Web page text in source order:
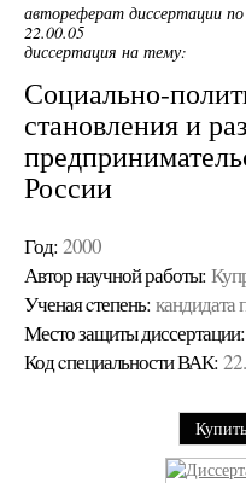
автореферат диссертации
22.00.05
диссертация на тему:
Социально-
становления и
России
Год: 2000
Автор научной работы:
Ученая cтепень: кандидата
Место защиты диссертации:
Код cпециальности ВАК: